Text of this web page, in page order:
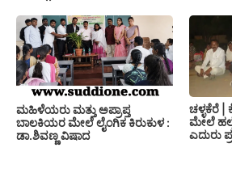
ಮಹಿಳೆಯರು ಮತ್ತು ಅಪ್ರಾಪ್ತ
ಬಾಲಕಿಯರ ಮೇಲೆ ಲೈಂಗಿಕ ಕಿರುಕುಳ :
ಡಾ.ಶಿವಣ್ಣ ವಿಷಾದ
ಚಳ್ಳಕೆರೆ
ಮೇಲೆ
ಎದುರು